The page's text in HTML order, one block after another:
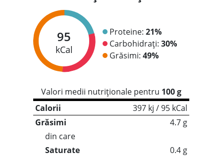
95
kCal
Proteine: 21%
Carbohidrați: 30%
Grăsimi: 49%
Valori medii nutriționale pentru 100 g
Calorii
397 kj / 95 kCal
Grăsimi
4.7 g
din care
Saturate
0.4 g